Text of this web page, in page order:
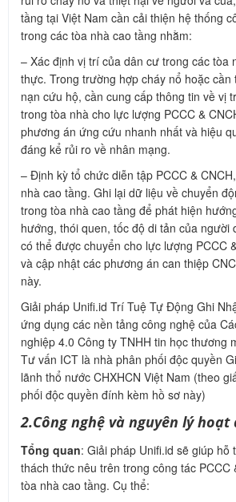
tầng tại Việt Nam cần cải thiện hệ thống
trong các tòa nhà cao tầng nhằm:
– Xác định vị trí của dân cư trong các tòa
thực. Trong trường hợp cháy nổ hoặc cần
nạn cứu hộ, cần cung cấp thông tin về vị
trong tòa nhà cho lực lượng PCCC &
phương án ứng cứu nhanh nhất và hiệu
đáng kể rủi ro về nhân mạng.
– Định kỳ tổ chức diễn tập PCCC &
nhà cao tầng. Ghi lại dữ liệu về chuyển
trong tòa nhà cao tầng để phát hiện
hướng, thói quen, tốc độ di tản của người
có thể được chuyển cho lực lượng PCCC
và cập nhật các phương án can thiệp
này.
Giải pháp Unifi.id Trí Tuệ Tự Động Ghi
ứng dụng các nền tảng công nghệ của
nghiệp 4.0 Công ty TNHH tin học thương
Tư vấn ICT là nhà phân phối độc quyền
lãnh thổ nước CHXHCN Việt Nam (theo
phối độc quyền đính kèm hồ sơ này)
2.Công nghệ và nguyên lý hoạt
Tổng quan: Giải pháp Unifi.id sẽ giúp hỗ
thách thức nêu trên trong công tác PCCC
tòa nhà cao tầng. Cụ thể: